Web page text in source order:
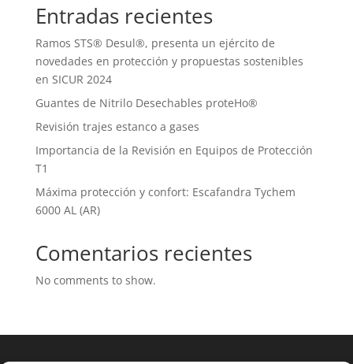
Entradas recientes
Ramos STS® Desul®, presenta un ejército de
novedades en protección y propuestas sostenibles
en SICUR 2024
Guantes de Nitrilo Desechables proteHo®
Revisión trajes estanco a gases
Importancia de la Revisión en Equipos de Protección
T1
Máxima protección y confort: Escafandra Tychem
6000 AL (AR)
Comentarios recientes
No comments to show.